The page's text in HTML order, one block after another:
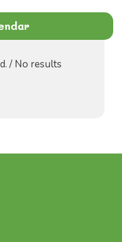
/ No results